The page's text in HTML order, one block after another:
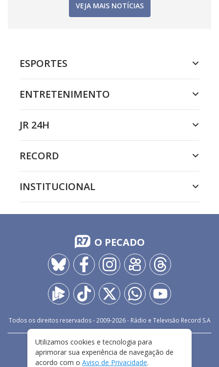
VEJA MAIS NOTÍCIAS
ESPORTES
ENTRETENIMENTO
JR 24H
RECORD
INSTITUCIONAL
O PECADO
Todos os direitos reservados - 2009-2026- Rádio e Televisão Record S.A
FALE CONOSCO
PRIVACIDADE
TERMOS E CONDIÇÕES DE USO
Utilizamos cookies e tecnologia para
aprimorar sua experiência de navegação de
acordo com o Aviso de Privacidade.